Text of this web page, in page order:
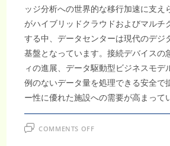
ッジ分析への世界的な移行加速に支え
がハイブリッドクラウドおよびマルチ
する中、データセンターは現代のデジ
基盤となっています。接続デバイスの
ィの進展、データ駆動型ビジネスモデ
例のないデータ量を処理できる安全で
ー性に優れた施設への需要が高まって
COMMENTS OFFON